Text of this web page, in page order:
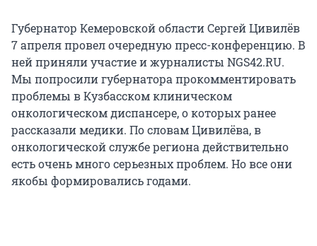
Губернатор Кемеровской области Сергей Цивилёв
7 апреля провел очередную пресс-конференцию. В
ней приняли участие и журналисты NGS42.RU.
Мы попросили губернатора прокомментировать
проблемы в Кузбасском клиническом
онкологическом диспансере, о которых ранее
рассказали медики. По словам Цивилёва, в
онкологической службе региона действительно
есть очень много серьезных проблем. Но все они
якобы формировались годами.